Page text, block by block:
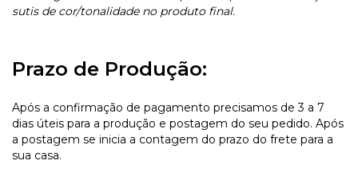
sutis de cor/tonalidade no produto final.
Prazo de Produção:
Após a confirmação de pagamento precisamos de 3 a 7
dias úteis para a produção e postagem do seu pedido. Após
a postagem se inicia a contagem do prazo do frete para a
sua casa.